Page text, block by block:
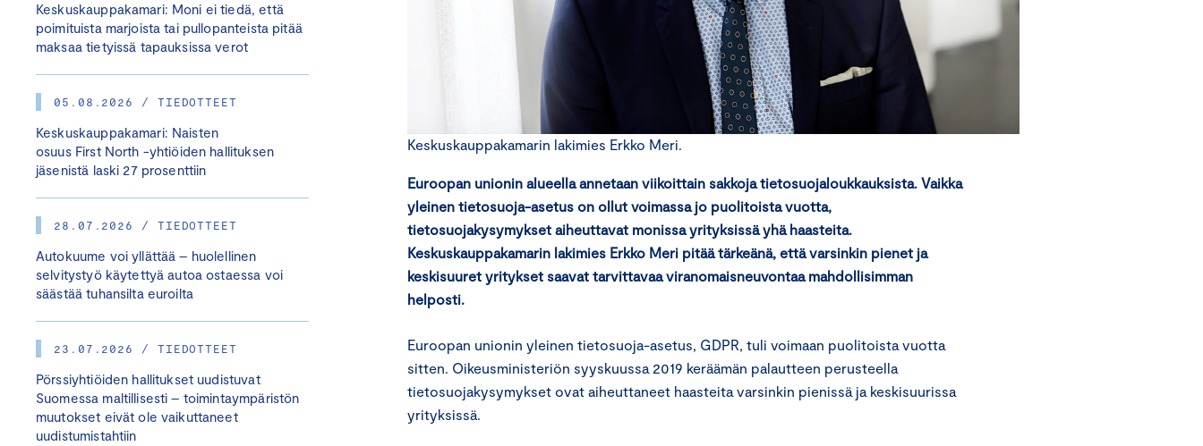
Keskuskauppakamari: Moni ei tiedä, että
poimituista marjoista tai pullopanteista pitää
maksaa tietyissä tapauksissa verot
05.08.2026 / TIEDOTTEET
Keskuskauppakamari: Naisten
osuus First North -yhtiöiden hallituksen
jäsenistä laski 27 prosenttiin
28.07.2026 / TIEDOTTEET
Autokuume voi yllättää – huolellinen
selvitystyö käytettyä autoa ostaessa voi
säästää tuhansilta euroilta
23.07.2026 / TIEDOTTEET
Pörssiyhtiöiden hallitukset uudistuvat
Suomessa maltillisesti – toimintaympäristön
muutokset eivät ole vaikuttaneet
uudistumistahtiin
Keskuskauppakamarin lakimies Erkko Meri.
Euroopan unionin alueella annetaan viikoittain sakkoja tietosuojaloukkauksista. Vaikka
yleinen tietosuoja-asetus on ollut voimassa jo puolitoista vuotta,
tietosuojakysymykset aiheuttavat monissa yrityksissä yhä haasteita.
Keskuskauppakamarin lakimies Erkko Meri pitää tärkeänä, että varsinkin pienet ja
keskisuuret yritykset saavat tarvittavaa viranomaisneuvontaa mahdollisimman
helposti.
Euroopan unionin yleinen tietosuoja-asetus, GDPR, tuli voimaan puolitoista vuotta
sitten. Oikeusministeriön syyskuussa 2019 keräämän palautteen perusteella
tietosuojakysymykset ovat aiheuttaneet haasteita varsinkin pienissä ja keskisuurissa
yrityksissä.